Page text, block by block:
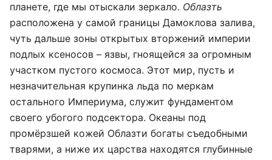
планете, где мы отыскали зеркало. Облазть
расположена у самой границы Дамоклова залива,
чуть дальше зоны открытых вторжений империи
подлых ксеносов – язвы, гноящейся за огромным
участком пустого космоса. Этот мир, пусть и
незначительная крупинка льда по меркам
остального Империума, служит фундаментом
своего убогого подсектора. Океаны под
промёрзшей кожей Облазти богаты съедобными
тварями, а ниже их царства находятся глубинные